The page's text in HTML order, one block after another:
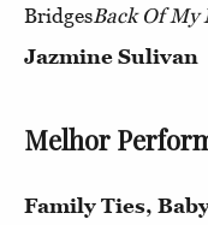
BridgesBack Of My
Jazmine Sulivan
Melhor
Family Ties,